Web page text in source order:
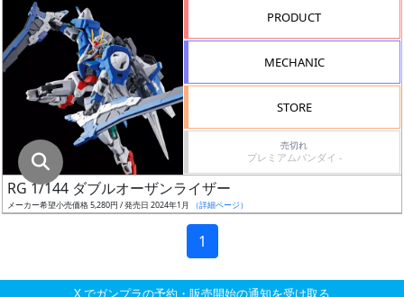
ス
ケ
成
形
PRODUCT
MECHANIC
STORE
売切れ
プレミアムバンダイ -
RG 1/144 ダブルオーザンライザー
メーカー希望小売価格 5,280円 / 発売日 2024年1月 （詳細ページ）
1
X でガンプラの予約・販売開始の通知を受け取る